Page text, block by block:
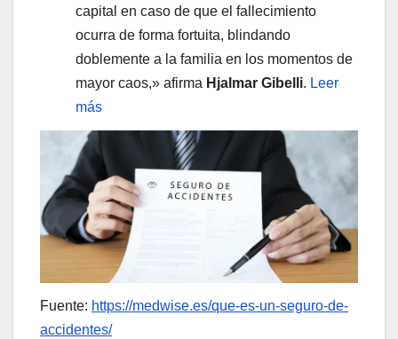
capital en caso de que el fallecimiento
ocurra de forma fortuita, blindando
doblemente a la familia en los momentos de
mayor caos,» afirma Hjalmar Gibelli. Leer
más
Fuente: https://medwise.es/que-es-un-seguro-de-
accidentes/